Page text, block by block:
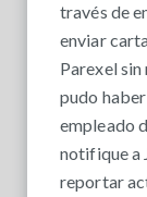
través de
enviar
Parexel
pudo
empleado
notifique a
reportar